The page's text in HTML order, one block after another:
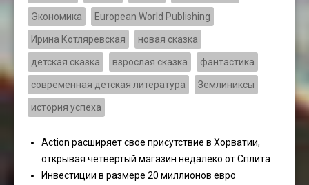
Экономика European World Publishing
Ирина Котляревская новая сказка
детская сказка взрослая сказка фантастика
современная детская литература Землиниксы
история успеха
Action расширяет свое присутствие в Хорватии,
открывая четвертый магазин недалеко от Сплита
Инвестиции в размере 20 миллионов евро